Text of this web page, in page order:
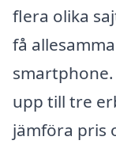
flera olika
få
upp till tre
jämföra pris